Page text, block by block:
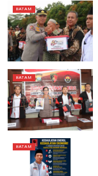
BATAM
BATAM
BATAM